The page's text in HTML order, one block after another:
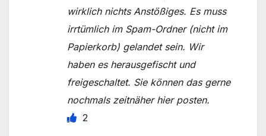
wirklich nichts Anstößiges. Es muss
irrtümlich im Spam-Ordner (nicht im
Papierkorb) gelandet sein. Wir
haben es herausgefischt und
freigeschaltet. Sie können das gerne
nochmals zeitnäher hier posten.
2